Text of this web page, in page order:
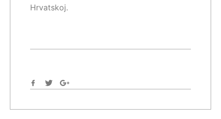
Hrvatskoj.